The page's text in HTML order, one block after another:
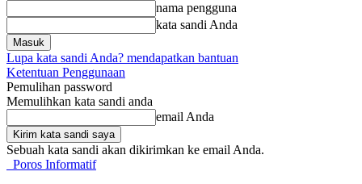
nama pengguna
kata sandi Anda
Lupa kata sandi Anda? mendapatkan bantuan
Ketentuan Penggunaan
Pemulihan password
Memulihkan kata sandi anda
email Anda
Sebuah kata sandi akan dikirimkan ke email Anda.
Poros Informatif